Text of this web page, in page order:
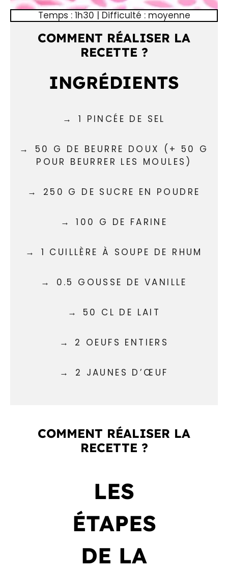
Temps : 1h30 | Difficulté : moyenne
COMMENT RÉALISER LA
RECETTE ?
INGRÉDIENTS
1 PINCÉE DE SEL
50 G DE BEURRE DOUX (+ 50 G
POUR BEURRER LES MOULES)
250 G DE SUCRE EN POUDRE
100 G DE FARINE
1 CUILLÈRE À SOUPE DE RHUM
0.5 GOUSSE DE VANILLE
50 CL DE LAIT
2 OEUFS ENTIERS
2 JAUNES D’ŒUF
COMMENT RÉALISER LA
RECETTE ?
LES
ÉTAPES
DE LA